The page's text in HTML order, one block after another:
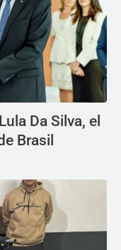
Da Silva, el
Brasil